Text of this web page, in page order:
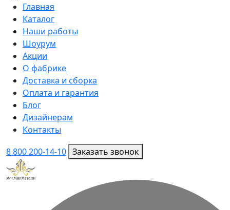
Главная
Каталог
Наши работы
Шоурум
Акции
О фабрике
Доставка и сборка
Оплата и гарантия
Блог
Дизайнерам
Контакты
8 800 200-14-10 Заказать звонок